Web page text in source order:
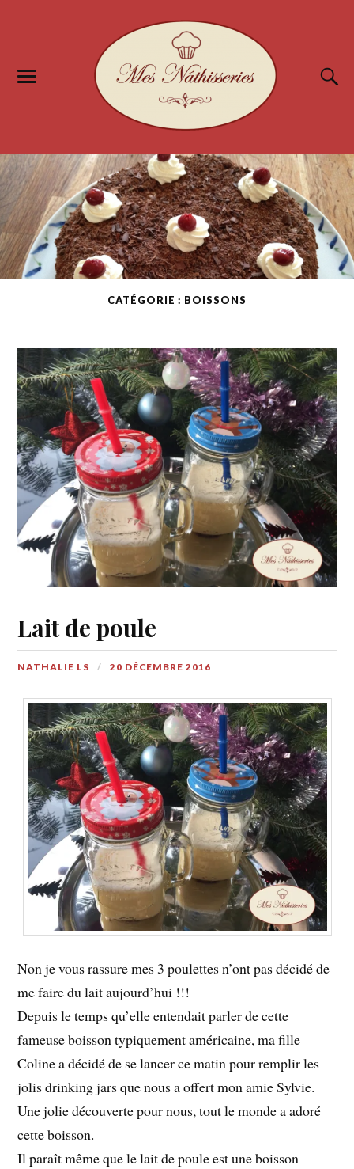
CATÉGORIE : BOISSONS
Lait de poule
NATHALIE LS 20 DÉCEMBRE 2016
Non je vous rassure mes 3 poulettes n’ont pas décidé de
me faire du lait aujourd’hui !!!
Depuis le temps qu’elle entendait parler de cette
fameuse boisson typiquement américaine, ma fille
Coline a décidé de se lancer ce matin pour remplir les
jolis drinking jars que nous a offert mon amie Sylvie.
Une jolie découverte pour nous, tout le monde a adoré
cette boisson.
Il paraît même que le lait de poule est une boisson